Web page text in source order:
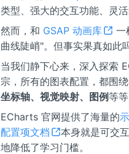
类型、强大的交互功能、灵
然而，和 GSAP 动画库
一
曲线陡峭"。但事实果真如此
当我们静下心来，深入探索
宗，所有的图表配置，都围
坐标轴、视觉映射、图例等等
ECharts 官网提供了海量的
配置项文档
本身就是可交
地降低了学习门槛。